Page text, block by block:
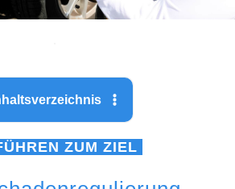
ZUM ZIEL